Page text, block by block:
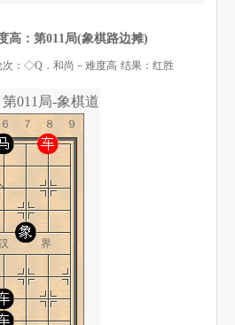
高：第011局(象棋路边摊)
次：◇Q．和尚－难度高 结果：红胜
011局-象棋道
７８９
界